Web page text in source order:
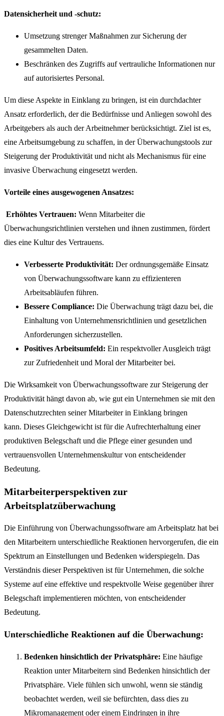
Datensicherheit und -schutz:
Umsetzung strenger Maßnahmen zur Sicherung der
gesammelten Daten.
Beschränken des Zugriffs auf vertrauliche Informationen nur
auf autorisiertes Personal.
Um diese Aspekte in Einklang zu bringen, ist ein durchdachter
Ansatz erforderlich, der die Bedürfnisse und Anliegen sowohl des
Arbeitgebers als auch der Arbeitnehmer berücksichtigt. Ziel ist es,
eine Arbeitsumgebung zu schaffen, in der Überwachungstools zur
Steigerung der Produktivität und nicht als Mechanismus für eine
invasive Überwachung eingesetzt werden.
Vorteile eines ausgewogenen Ansatzes:
Erhöhtes Vertrauen: Wenn Mitarbeiter die
Überwachungsrichtlinien verstehen und ihnen zustimmen, fördert
dies eine Kultur des Vertrauens.
Verbesserte Produktivität: Der ordnungsgemäße Einsatz
von Überwachungssoftware kann zu effizienteren
Arbeitsabläufen führen.
Bessere Compliance: Die Überwachung trägt dazu bei, die
Einhaltung von Unternehmensrichtlinien und gesetzlichen
Anforderungen sicherzustellen.
Positives Arbeitsumfeld: Ein respektvoller Ausgleich trägt
zur Zufriedenheit und Moral der Mitarbeiter bei.
Die Wirksamkeit von Überwachungssoftware zur Steigerung der
Produktivität hängt davon ab, wie gut ein Unternehmen sie mit den
Datenschutzrechten seiner Mitarbeiter in Einklang bringen
kann. Dieses Gleichgewicht ist für die Aufrechterhaltung einer
produktiven Belegschaft und die Pflege einer gesunden und
vertrauensvollen Unternehmenskultur von entscheidender
Bedeutung.
Mitarbeiterperspektiven zur
Arbeitsplatzüberwachung
Die Einführung von Überwachungssoftware am Arbeitsplatz hat bei
den Mitarbeitern unterschiedliche Reaktionen hervorgerufen, die ein
Spektrum an Einstellungen und Bedenken widerspiegeln. Das
Verständnis dieser Perspektiven ist für Unternehmen, die solche
Systeme auf eine effektive und respektvolle Weise gegenüber ihrer
Belegschaft implementieren möchten, von entscheidender
Bedeutung.
Unterschiedliche Reaktionen auf die Überwachung:
Bedenken hinsichtlich der Privatsphäre: Eine häufige
Reaktion unter Mitarbeitern sind Bedenken hinsichtlich der
Privatsphäre. Viele fühlen sich unwohl, wenn sie ständig
beobachtet werden, weil sie befürchten, dass dies zu
Mikromanagement oder einem Eindringen in ihre